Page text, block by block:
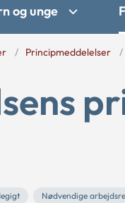
og unge
Principmeddelelser
Nødvendige